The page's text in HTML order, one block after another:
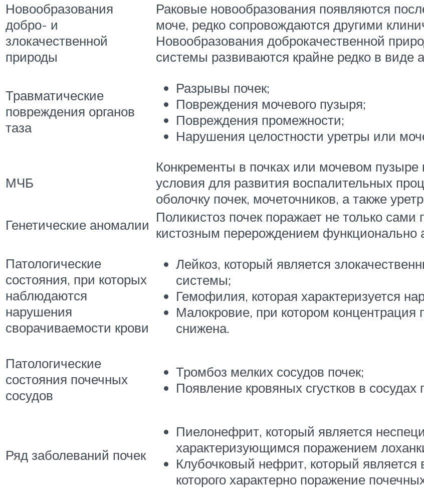
Новообразования
добро- и
злокачественной
природы
Раковые новообразования появляются
моче, редко сопровождаются другими
Новообразования доброкачественной
системы развиваются крайне редко в виде
Травматические
повреждения органов
таза
Разрывы почек;
Повреждения мочевого пузыря;
Повреждения промежности;
Нарушения целостности уретры или
МЧБ
Конкременты в почках или мочевом
условия для развития воспалительных
оболочку почек, мочеточников, а также
Генетические аномалии Поликистоз почек поражает не только сами
кистозным перерождением функционально
Патологические
состояния, при которых
наблюдаются
нарушения
сворачиваемости крови
Лейкоз, который является
системы;
Гемофилия, которая характеризуется
Малокровие, при котором концентрация
снижена.
Патологические
состояния почечных
сосудов
Тромбоз мелких сосудов почек;
Появление кровяных сгустков в сосудах
Ряд заболеваний почек
Пиелонефрит, который является
характеризующимся поражением
Клубочковый нефрит, который
которого характерно поражение